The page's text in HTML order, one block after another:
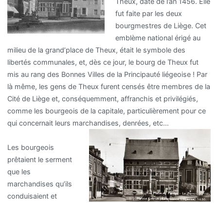
fut faite par les deux
bourgmestres de Liège. Cet
emblème national érigé au
milieu de la grand’place de Theux, était le symbole des
libertés com­munales, et, dès ce jour, le bourg de Theux fut
mis au rang des Bonnes Villes de la Principauté liégeoise ! Par
là même, les gens de Theux furent censés être membres de la
Cité de Liège et, conséquemment, affranchis et privilégiés,
comme les bourgeois de la capitale, particulièrement pour ce
qui concernait leurs marchandises, denrées, etc…
Les bourgeois
prêtaient le serment
que les
marchandises qu’ils
conduisaient et